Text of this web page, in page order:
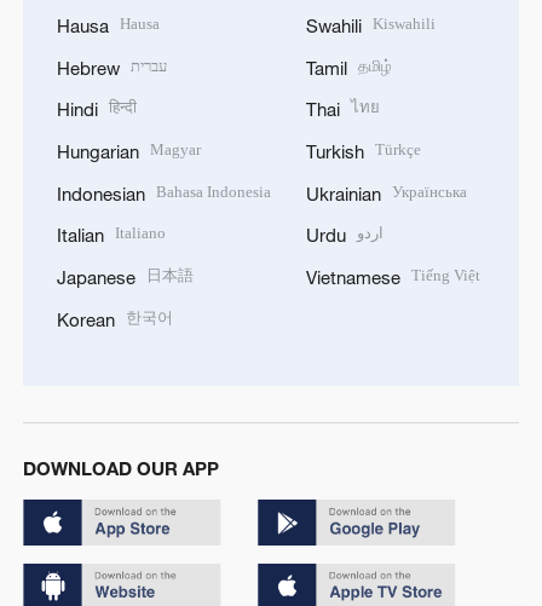
Hausa Hausa
Hebrew עברית
Hindi हिन्दी
Hungarian Magyar
Indonesian Bahasa Indonesia
Italian Italiano
Japanese 日本語
Korean 한국어
Swahili Kiswahili
Tamil தமிழ்
Thai ไทย
Turkish Türkçe
Ukrainian Українська
Urdu اردو
Vietnamese Tiếng Việt
DOWNLOAD OUR APP